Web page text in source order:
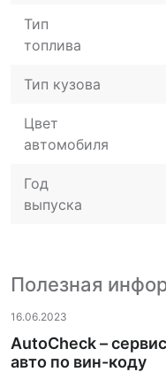
Тип
топлива
Тип кузова
Цвет
автомобиля
Год
выпуска
Полезная
16.06.2023
AutoCheck –
авто по вин-коду